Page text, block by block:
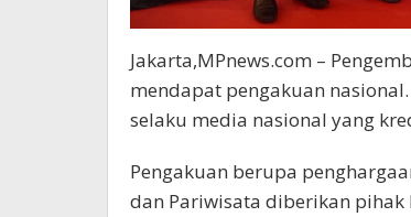
Jakarta,MPnews.com –
mendapat pengakuan
selaku media nasional yang
Pengakuan berupa
dan Pariwisata diberikan pihak